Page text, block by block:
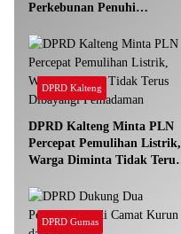
Perkebunan Penuhi
DPRD Kalteng
DPRD Kalteng Minta PLN
Percepat Pemulihan Listrik,
Warga Diminta Tidak Terus
DPRD Gumas